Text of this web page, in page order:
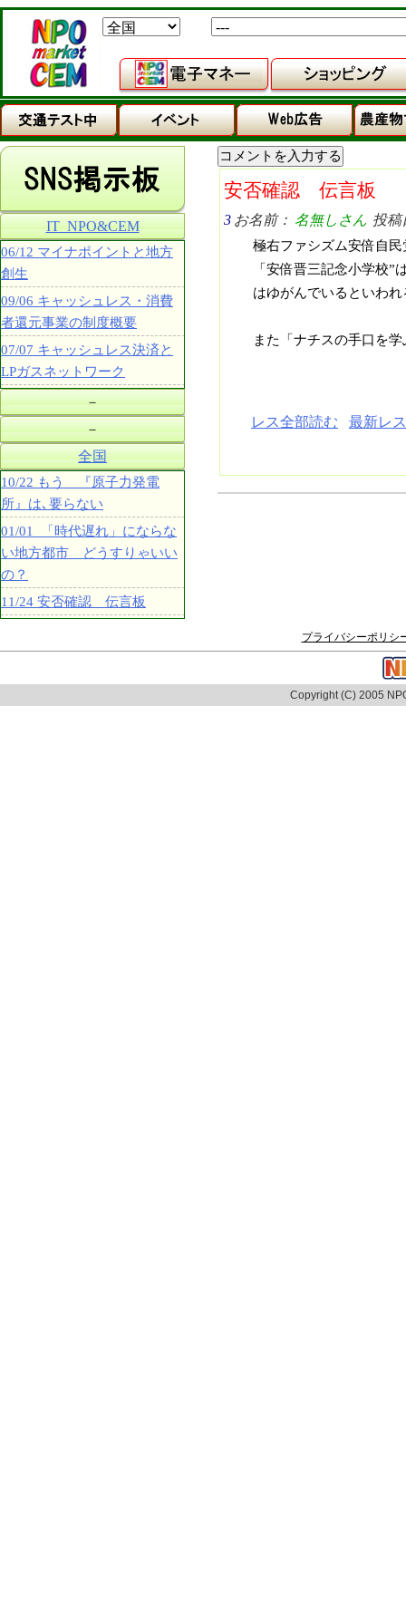
安否確認 伝言板
3 お名前： 名無しさん 投稿
極右ファシズム安倍自
「安倍晋三記念小学校
はゆがんでいるといわ
また「ナチスの手口を
レス全部読む 最新レ
IT_NPO&CEM
06/12 マイナポイントと地方
創生
09/06 キャッシュレス・消費
者還元事業の制度概要
07/07 キャッシュレス決済と
LPガスネットワーク
－
－
全国
10/22 もう 『原子力発電
所』は､要らない
01/01 「時代遅れ」にならな
い地方都市 どうすりゃいい
の？
11/24 安否確認 伝言板
プライバシーポリシ
Copyright (C) 2005